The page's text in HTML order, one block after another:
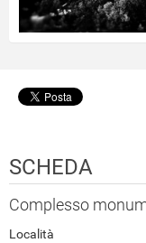
SCHEDA
Complesso
Località